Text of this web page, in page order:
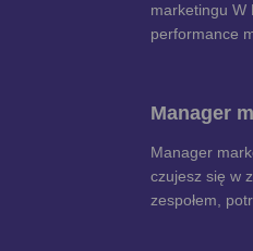
marketingu W
performance
Manager
Manager
czujesz się w
zespołem,